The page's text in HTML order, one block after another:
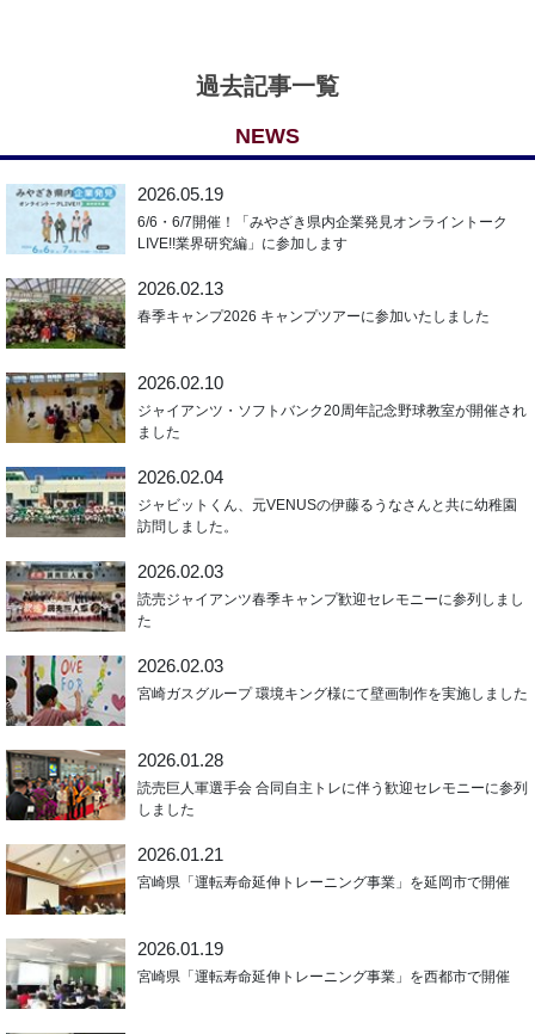
過去記事一覧
NEWS
2026.05.19
6/6・6/7開催！「みやざき県内企業発見オンライントーク
LIVE!!業界研究編」に参加します
2026.02.13
春季キャンプ2026 キャンプツアーに参加いたしました
2026.02.10
ジャイアンツ・ソフトバンク20周年記念野球教室が開催され
ました
2026.02.04
ジャビットくん、元VENUSの伊藤るうなさんと共に幼稚園
訪問しました。
2026.02.03
読売ジャイアンツ春季キャンプ歓迎セレモニーに参列しまし
た
2026.02.03
宮崎ガスグループ 環境キング様にて壁画制作を実施しました
2026.01.28
読売巨人軍選手会 合同自主トレに伴う歓迎セレモニーに参列
しました
2026.01.21
宮崎県「運転寿命延伸トレーニング事業」を延岡市で開催
2026.01.19
宮崎県「運転寿命延伸トレーニング事業」を西都市で開催